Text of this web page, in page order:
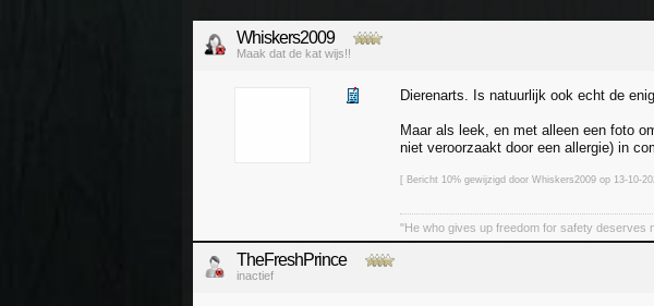
Whiskers2009
Maak dat de kat wijs!!
Dierenarts. Is natuurlijk ook echt de
Maar als leek, en met alleen een foto
niet veroorzaakt door een allergie) in
[ Bericht 10% gewijzigd door Whiskers2009 op 13-10-
"He who gives up freedom for safety deserves
TheFreshPrince
inactief